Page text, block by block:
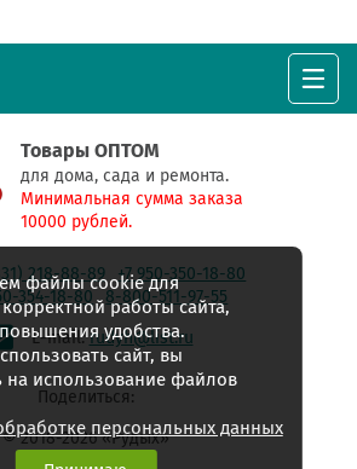
Товары ОПТОМ
для дома, сада и ремонта.
Минимальная сумма заказа
10000 рублей.
218-88-89
+7 950-350-18-80
354-18-80
8-800-511-97-55
E-mail:rudyh@list.ru
© 2018-2026 «Рудых»
Поделиться:
файлы cookie для
работы сайта,
удобства.
сайт, вы
на использование файлов
персональных данных